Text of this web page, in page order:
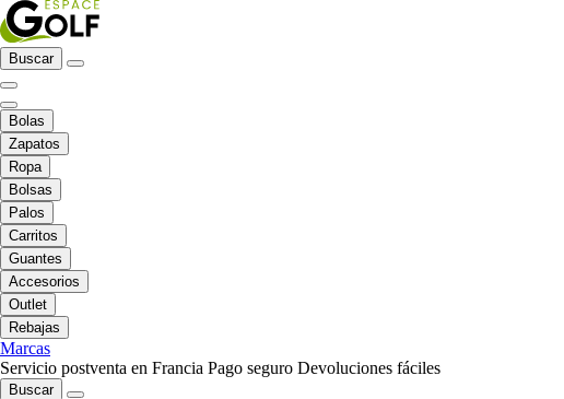
Buscar
Bolas
Zapatos
Ropa
Bolsas
Palos
Carritos
Guantes
Accesorios
Outlet
Rebajas
Marcas
Servicio postventa en Francia Pago seguro Devoluciones fáciles
Buscar